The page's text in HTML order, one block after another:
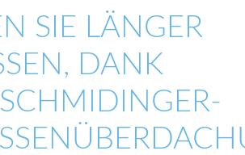
SIE LÄNGER
DANK E
T